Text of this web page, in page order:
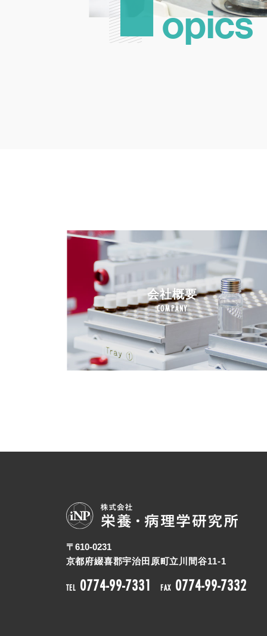
opics
会社概要
COMPANY
〒610-0231
京都府綴喜郡宇治田原町立川間谷11-1
TEL 0774-99-7331 FAX 0774-99-7332